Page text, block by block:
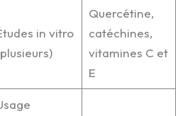
in vitro
Quercétine,
catéchines,
vitamines C et
E